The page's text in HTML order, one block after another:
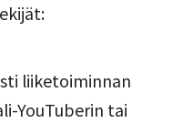
liiketoiminnan
YouTuberin tai